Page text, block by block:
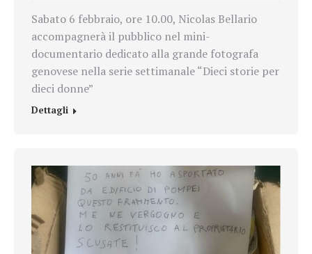
Sabato 6 febbraio, ore 10.00, Nicolas Bellario
accompagnerà il pubblico nel mini-
documentario dedicato alla grande fotografa
genovese nella serie settimanale “Dieci storie per
dieci donne”
Dettagli